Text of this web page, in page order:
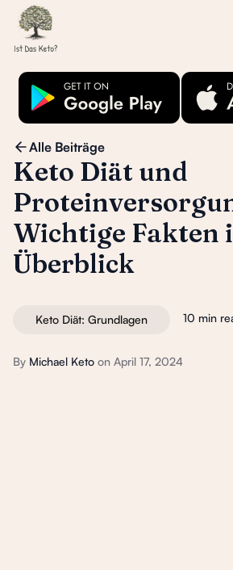
Alle Beiträge
Keto Diät und
Wichtige Fakten
Überblick
Keto Diät: Grundlagen 10 min
By Michael Keto on April 17, 2024